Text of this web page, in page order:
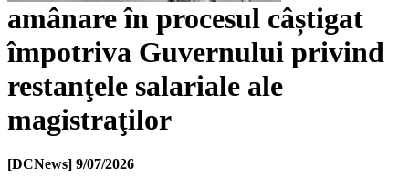
amânare în procesul câștigat
împotriva Guvernului privind
restanţele salariale ale
magistraţilor
[DCNews] 9/07/2026